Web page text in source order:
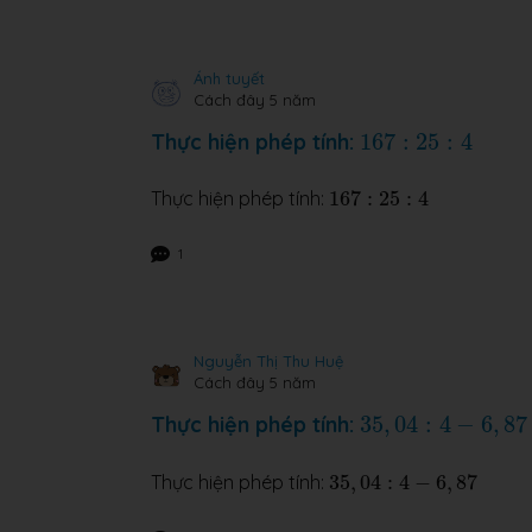
Ánh tuyết
Cách đây 5 năm
Thực hiện phép tính: 167 : 25 : 4
167: 25:4
Thực hiện phép tính: 167 : 25 : 4
167: 25:4
1
Nguyễn Thị Thu Huệ
Cách đây 5 năm
Thực hiện phép tính: 35, 04 : 4 − 6, 87
35 04 4 −6 87
Thực hiện phép tính: 35, 04 : 4 − 6, 87
35 04 4 −6 87